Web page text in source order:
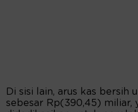
Di sisi lain, arus kas bersih
sebesar Rp(390,45) miliar,